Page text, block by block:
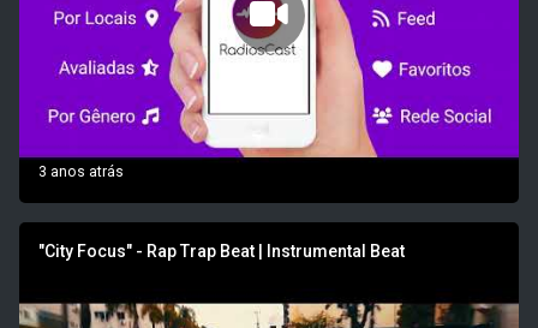
3 anos atrás
"City Focus" - Rap Trap Beat | Instrumental Beat